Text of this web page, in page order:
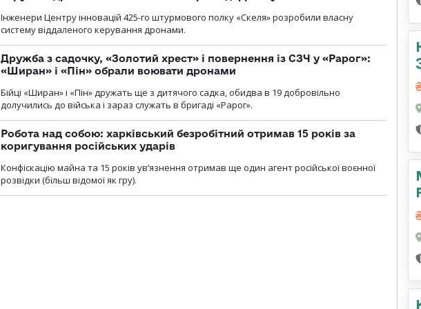
Інженери Центру інновацій 425-го штурмового полку «Скеля» розробили власну
систему віддаленого керування дронами.
Дружба з садочку, «Золотий хрест» і повернення із СЗЧ у «Рарог»:
«Ширан» і «Пін» обрали воювати дронами
Бійці «Ширан» і «Пін» дружать ще з дитячого садка, обидва в 19 добровільно
долучились до війська і зараз служать в бригаді «Рарог».
Робота над собою: харківський безробітний отримав 15 років за
коригування російських ударів
Конфіскацію майна та 15 років увʼязнення отримав ще один агент російської воєнної
розвідки (більш відомої як гру).